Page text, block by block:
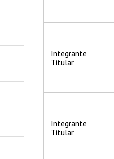
Integrante
Titular
Integrante
Titular